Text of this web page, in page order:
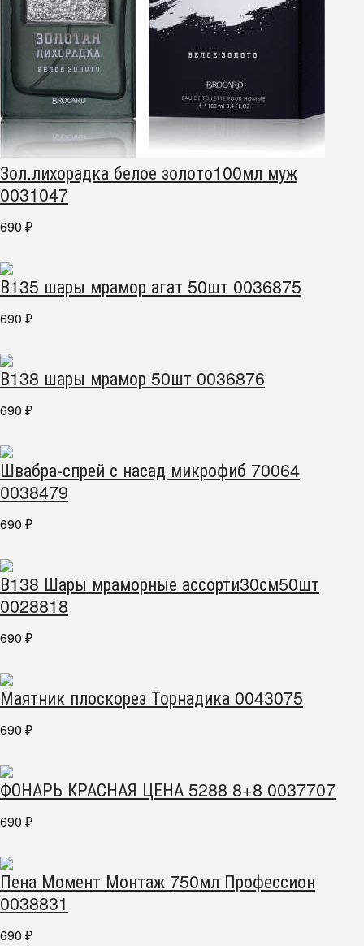
Зол.лихорадка белое золото100мл муж
0031047
690 ₽
В135 шары мрамор агат 50шт 0036875
690 ₽
В138 шары мрамор 50шт 0036876
690 ₽
Швабра-спрей с насад микрофиб 70064
0038479
690 ₽
В138 Шары мраморные ассорти30см50шт
0028818
690 ₽
Маятник плоскорез Торнадика 0043075
690 ₽
ФОНАРЬ КРАСНАЯ ЦЕНА 5288 8+8 0037707
690 ₽
Пена Момент Монтаж 750мл Профессион
0038831
690 ₽